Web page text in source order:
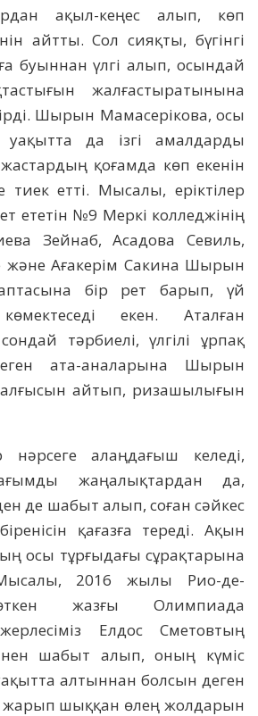
ақыл-кеңес алып, көп
айтты. Сол сияқты, бүгінгі
буыннан үлгі алып, осындай
жалғастыратынына
Шырын Мамасерікова, осы
уақытта да ізгі амалдарды
қоғамда көп екенін
тиек етті. Мысалы, еріктілер
ететін №9 Меркі колледжінің
Зейнаб, Асадова Севиль,
және Ағакерім Сакина Шырын
бір рет барып, үй
екен. Аталған
тәрбиелі, үлгілі ұрпақ
ата-аналарына Шырын
алғысын айтып, ризашылығын
алаңдағыш келеді,
жаңалықтардан да,
де шабыт алып, соған сәйкес
қағазға тереді. Ақын
осы тұрғыдағы сұрақтарына
2016 жылы Рио-де-
жазғы Олимпиада
Елдос Сметовтың
шабыт алып, оның күміс
алтыннан болсын деген
жарып шыққан өлең жолдарын